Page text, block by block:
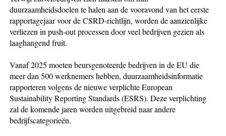
duurzaamheidsdoelen te halen aan de vooravond van het eerste
rapportagejaar voor de CSRD-richtlijn, worden de aanzienlijke
verliezen in push-out processen door veel bedrijven gezien als
laaghangend fruit.
Vanaf 2025 moeten beursgenoteerde bedrijven in de EU die
meer dan 500 werknemers hebben, duurzaamheidsinformatie
rapporteren volgens de nieuwe verplichte European
Sustainability Reporting Standards (ESRS). Deze verplichting
zal de komende jaren worden uitgebreid naar andere
bedrijfscategorieën.